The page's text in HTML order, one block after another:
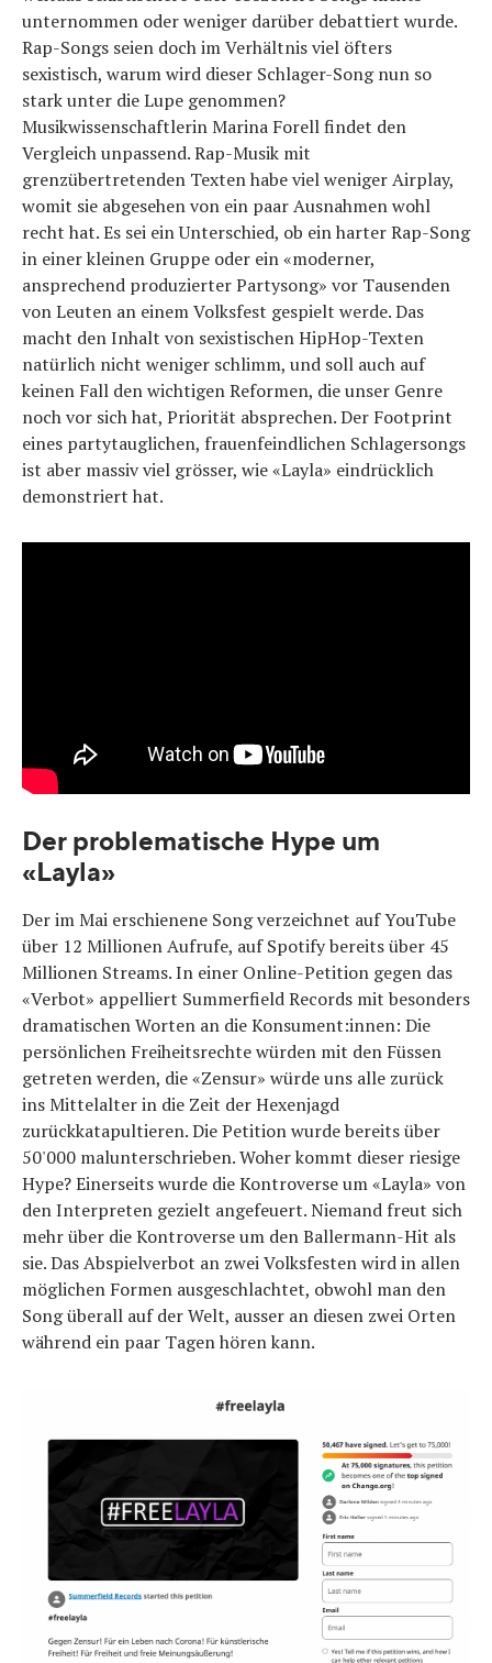
unternommen oder weniger darüber debattiert wurde.
Rap-Songs seien doch im Verhältnis viel öfters
sexistisch, warum wird dieser Schlager-Song nun so
stark unter die Lupe genommen?
Musikwissenschaftlerin Marina Forell findet den
Vergleich unpassend. Rap-Musik mit
grenzübertretenden Texten habe viel weniger Airplay,
womit sie abgesehen von ein paar Ausnahmen wohl
recht hat. Es sei ein Unterschied, ob ein harter Rap-Song
in einer kleinen Gruppe oder ein «moderner,
ansprechend produzierter Partysong» vor Tausenden
von Leuten an einem Volksfest gespielt werde. Das
macht den Inhalt von sexistischen HipHop-Texten
natürlich nicht weniger schlimm, und soll auch auf
keinen Fall den wichtigen Reformen, die unser Genre
noch vor sich hat, Priorität absprechen. Der Footprint
eines partytauglichen, frauenfeindlichen Schlagersongs
ist aber massiv viel grösser, wie «Layla» eindrücklich
demonstriert hat.
Der problematische Hype um
«Layla»
Der im Mai erschienene Song verzeichnet auf YouTube
über 12 Millionen Aufrufe, auf Spotify bereits über 45
Millionen Streams. In einer Online-Petition gegen das
«Verbot» appelliert Summerfield Records mit besonders
dramatischen Worten an die Konsument:innen: Die
persönlichen Freiheitsrechte würden mit den Füssen
getreten werden, die «Zensur» würde uns alle zurück
ins Mittelalter in die Zeit der Hexenjagd
zurückkatapultieren. Die Petition wurde bereits über
50'000 malunterschrieben. Woher kommt dieser riesige
Hype? Einerseits wurde die Kontroverse um «Layla» von
den Interpreten gezielt angefeuert. Niemand freut sich
mehr über die Kontroverse um den Ballermann-Hit als
sie. Das Abspielverbot an zwei Volksfesten wird in allen
möglichen Formen ausgeschlachtet, obwohl man den
Song überall auf der Welt, ausser an diesen zwei Orten
während ein paar Tagen hören kann.